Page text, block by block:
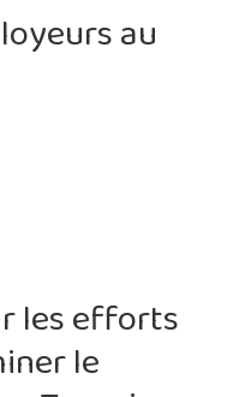
au
les efforts
le